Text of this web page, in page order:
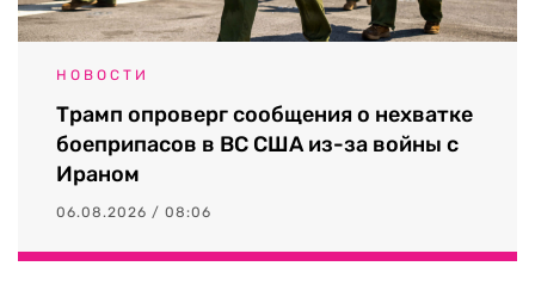
НОВОСТИ
Трамп опроверг сообщения о нехватке
боеприпасов в ВС США из-за войны с
Ираном
06.08.2026 / 08:06